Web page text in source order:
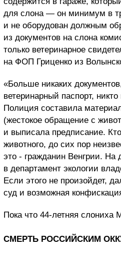
для слона — он минимум в
и не оборудован должным
из документов на слона
только ветеринарное
на ФОП Гриценко из
«Больше никаких
ветеринарный паспорт,
Полиция составила
(жестокое обращение с
и выписала предписание.
животного, до сих пор
это - гражданин Венгрии. На
в департамент экологии
Если этого не произойдет,
суд и возможная
Пока что 44-летняя слониха
СМЕРТЬ РОССИЙСКИМ